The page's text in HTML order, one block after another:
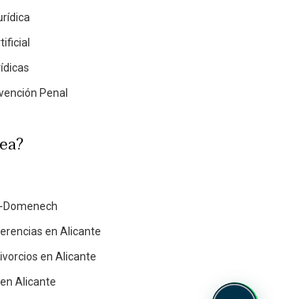
Penal
en Alicante
en Alicante
Alicante